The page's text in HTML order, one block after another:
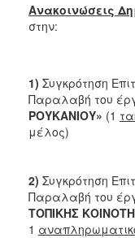
2021
2018
2017
2016
2013
Ανακοινώσεις
στην:
1) Συγκρότηση
Παραλαβή του
ΡΟΥΚΑΝΙΟΥ» (1
μέλος)
2) Συγκρότηση
Παραλαβή του
ΤΟΠΙΚΗΣ
1